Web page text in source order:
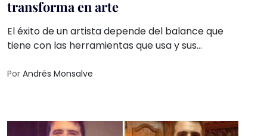
transforma en arte
El éxito de un artista depende del balance que
tiene con las herramientas que usa y sus
Por Andrés Monsalve